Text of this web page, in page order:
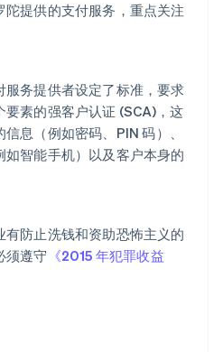
提供的支付服务，重点关注
服务提供者设定了标准，要求
素的强客户认证 (SCA)，这
息（例如密码、PIN 码）、
智能手机）以及客户本身的
防止洗钱和资助恐怖主义的
须遵守 《2015 年犯罪收益